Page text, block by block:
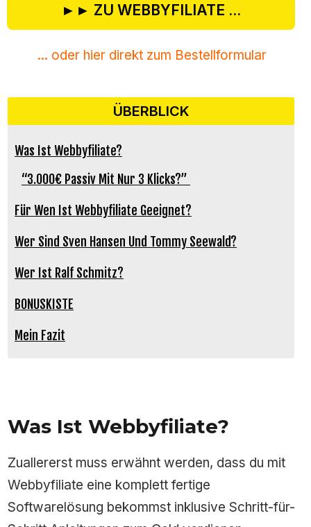
►► ZU WEBBYFILIATE ...
... oder hier direkt zum Bestellformular
ÜBERBLICK
Was Ist Webbyfiliate?
“3.000€ Passiv Mit Nur 3 Klicks?”
Für Wen Ist Webbyfiliate Geeignet?
Wer Sind Sven Hansen Und Tommy Seewald?
Wer Ist Ralf Schmitz?
BONUSKISTE
Mein Fazit
Was Ist Webbyfiliate?
Zuallererst muss erwähnt werden, dass du mit
Webbyfiliate eine komplett fertige
Softwarelösung bekommst inklusive Schritt-für-